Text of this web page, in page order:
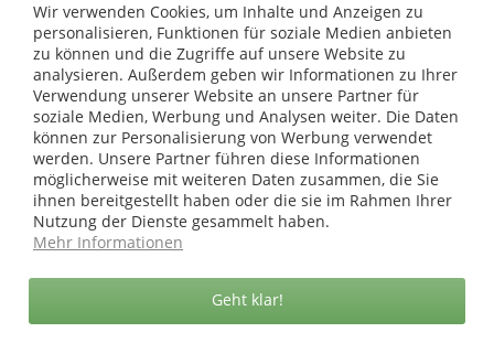
Informationen
* bei Paketversand. Alle Preise inkl. gesetzl. Mehrwertsteuer zzgl.
Versandkosten.
Copyright © afp marketing gmbh - Alle Rechte vorbehalten
Sicher zahlen in unserem Onlineshop
Wir verwenden Cookies, um Inhalte und Anzeigen zu
personalisieren, Funktionen für soziale Medien anbieten
zu können und die Zugriffe auf unsere Website zu
analysieren. Außerdem geben wir Informationen zu Ihrer
Verwendung unserer Website an unsere Partner für
soziale Medien, Werbung und Analysen weiter. Die Daten
können zur Personalisierung von Werbung verwendet
werden. Unsere Partner führen diese Informationen
möglicherweise mit weiteren Daten zusammen, die Sie
ihnen bereitgestellt haben oder die sie im Rahmen Ihrer
Nutzung der Dienste gesammelt haben.
Mehr Informationen
Geht klar!